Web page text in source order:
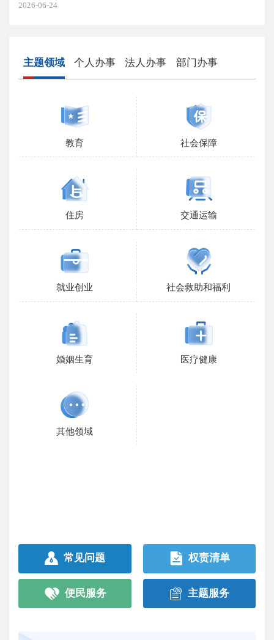
2026-06-24
主题领域 个人办事 法人办事 部门办事
教育 社会保障
住房 交通运输
就业创业 社会救助和福利
婚姻生育 医疗健康
其他领域
常见问题 权责清单
便民服务 主题服务